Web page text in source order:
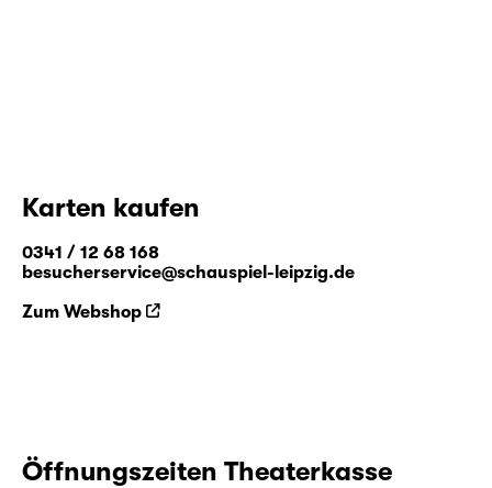
Karten kaufen
0341 / 12 68 168
besucherservice@schauspiel-leipzig.de
Zum Webshop
Öffnungszeiten Theaterkasse